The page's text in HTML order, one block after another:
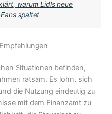
warum Lidls neue
spaltet
Situationen befinden,
ratsam. Es lohnt sich,
die Nutzung eindeutig zu
mit dem Finanzamt zu